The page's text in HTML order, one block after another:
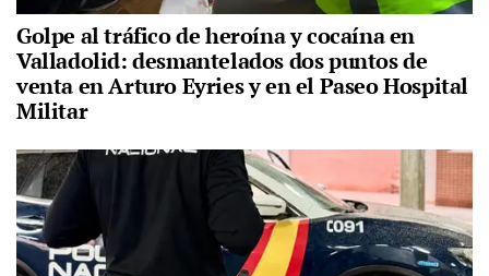
Golpe al tráfico de heroína y cocaína en
Valladolid: desmantelados dos puntos de
venta en Arturo Eyries y en el Paseo Hospital
Militar